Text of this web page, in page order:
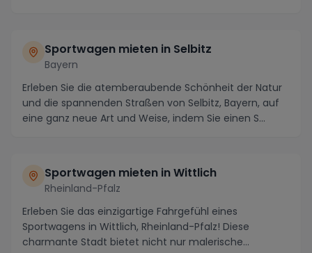
Sportwagen mieten in Selbitz
Bayern
Erleben Sie die atemberaubende Schönheit der Natur
und die spannenden Straßen von Selbitz, Bayern, auf
eine ganz neue Art und Weise, indem Sie einen S...
Sportwagen mieten in Wittlich
Rheinland-Pfalz
Erleben Sie das einzigartige Fahrgefühl eines
Sportwagens in Wittlich, Rheinland-Pfalz! Diese
charmante Stadt bietet nicht nur malerische